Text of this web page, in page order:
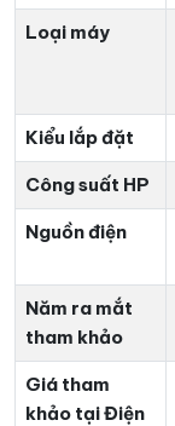
Loại máy
Kiểu lắp đặt
Công suất HP
Nguồn điện
Năm ra mắt
tham khảo
Giá tham
khảo tại Điện